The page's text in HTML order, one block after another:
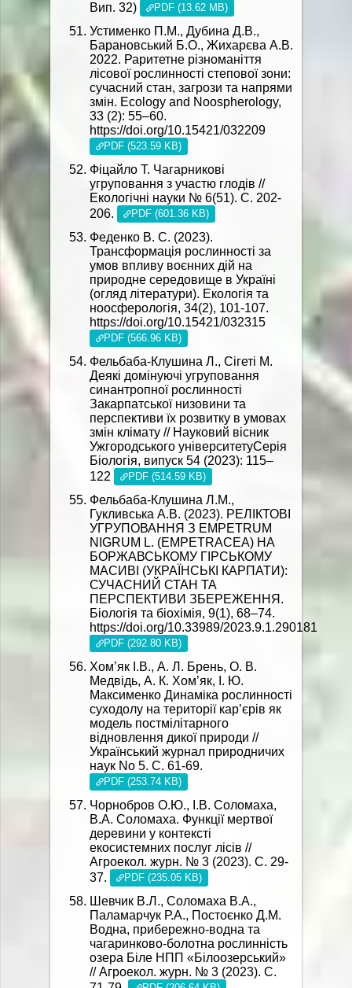
Вип. 32)
PDF (13.62 MB)
Устименко П.М., Дубина Д.В.,
Барановський Б.О., Жихарєва А.В.
2022. Раритетне різноманіття
лісової рослинності степової зони:
сучасний стан, загрози та напрями
змін. Еcology and Noospherology,
33 (2): 55–60.
https://doi.org/10.15421/032209
PDF (523.59 KB)
Фіцайло Т. Чагарникові
угруповання з участю глодів //
Екологічні науки № 6(51). С. 202-
206.
PDF (601.36 KB)
Феденко В. С. (2023).
Трансформація рослинності за
умов впливу воєнних дій на
природне середовище в Україні
(огляд літератури). Екологія та
ноосферологія, 34(2), 101-107.
https://doi.org/10.15421/032315
PDF (566.96 KB)
Фельбаба-Клушина Л., Сігеті М.
Деякі домінуючі угруповання
синантропної рослинності
Закарпатської низовини та
перспективи їх розвитку в умовах
змін клімату // Науковий вісник
Ужгородського університетуСерія
Біологія, випуск 54 (2023): 115–
122
PDF (514.59 KB)
Фельбаба-Клушина Л.М.,
Гукливська А.В. (2023). РЕЛІКТОВІ
УГРУПОВАННЯ З EMPETRUM
NIGRUM L. (EMPETRACEA) НА
БОРЖАВСЬКОМУ ГІРСЬКОМУ
МАСИВІ (УКРАЇНСЬКІ КАРПАТИ):
СУЧАСНИЙ СТАН ТА
ПЕРСПЕКТИВИ ЗБЕРЕЖЕННЯ.
Біологія та біохімія, 9(1), 68–74.
https://doi.org/10.33989/2023.9.1.290181
PDF (292.80 KB)
Хом’як І.В., А. Л. Брень, О. В.
Медвідь, А. К. Хом’як, І. Ю.
Максименко Динаміка рослинності
суходолу на території кар’єрів як
модель постмілітарного
відновлення дикої природи //
Український журнал природничих
наук No 5. С. 61-69.
PDF (253.74 KB)
Чорнобров О.Ю., І.В. Соломаха,
В.А. Соломаха. Функції мертвої
деревини у контексті
екосистемних послуг лісів //
Агроекол. журн. № 3 (2023). С. 29-
37.
PDF (235.05 KB)
Шевчик В.Л., Соломаха В.А.,
Паламарчук Р.А., Постоєнко Д.М.
Водна, прибережно-водна та
чагаринково-болотна рослинність
озера Біле НПП «Білоозерський»
// Агроекол. журн. № 3 (2023). С.